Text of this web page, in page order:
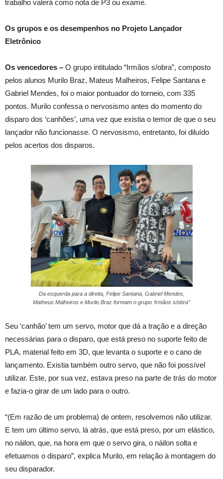
trabalho valerá como nota de P3 ou exame.
Os grupos e os desempenhos no Projeto Lançador
Eletrônico
Os vencedores – O grupo intitulado “Irmãos s/obra”, composto
pelos alunos Murilo Braz, Mateus Malheiros, Felipe Santana e
Gabriel Mendes, foi o maior pontuador do torneio, com 335
pontos. Murilo confessa o nervosismo antes do momento do
disparo dos ‘canhões’, uma vez que existia o temor de que o seu
lançador não funcionasse. O nervosismo, entretanto, foi diluído
pelos acertos dos disparos.
Da esquerda para a direita, Felipe Santana, Gabriel Mendes,
Matheus Malheiros e Murilo Braz formam o grupo ‘Irmãos s/obra”
Seu ‘canhão’ tem um servo, motor que dá a tração e a direção
necessárias para o disparo, que está preso no suporte feito de
PLA, material feito em 3D, que levanta o suporte e o cano de
lançamento. Existia também outro servo, que não foi possível
utilizar. Este, por sua vez, estava preso na parte de trás do motor
e fazia-o girar de um lado para o outro.
“(Em razão de um problema) de ontem, resolvemos não utilizar.
E tem um último servo, lá atrás, que está preso, por um elástico,
no náilon, que, na hora em que o servo gira, o náilon solta e
efetuamos o disparo”, explica Murilo, em relação à montagem do
seu disparador.